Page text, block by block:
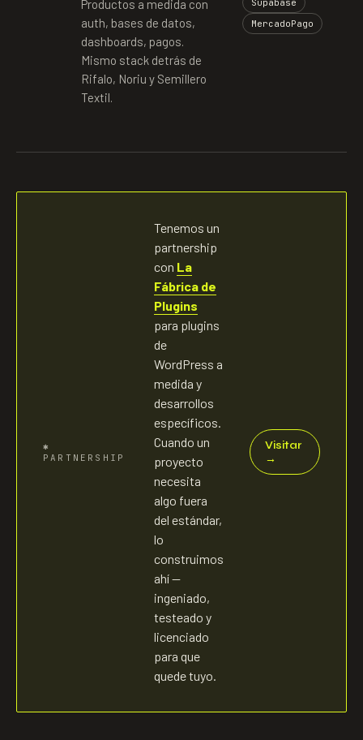
Productos a medida con
auth, bases de datos,
dashboards, pagos.
Mismo stack detrás de
Rifalo, Noriu y Semillero
Textil.
Supabase
MercadoPago
✱
PARTNERSHIP
Tenemos un
partnership
con La
Fábrica de
Plugins
para plugins
de
WordPress a
medida y
desarrollos
específicos.
Cuando un
proyecto
necesita
algo fuera
del estándar,
lo
construimos
ahí —
ingeniado,
testeado y
licenciado
para que
quede tuyo.
Visitar
→